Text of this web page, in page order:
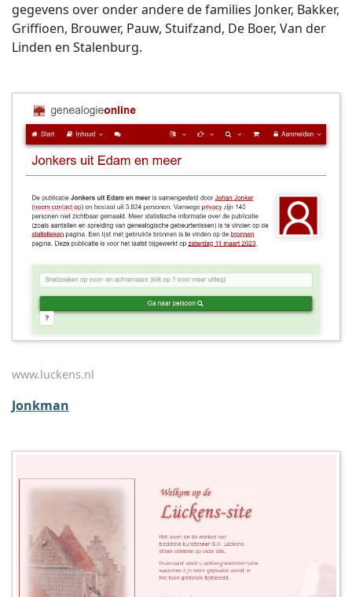
gegevens over onder andere de families Jonker, Bakker,
Griffioen, Brouwer, Pauw, Stuifzand, De Boer, Van der
Linden en Stalenburg.
www.luckens.nl
Jonkman